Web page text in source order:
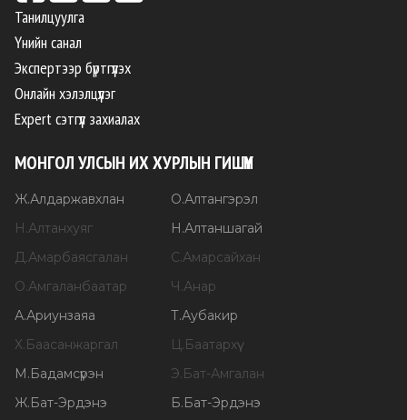
Танилцуулга
Үнийн санал
Экспертээр бүртгүүлэх
Онлайн хэлэлцүүлэг
Expert сэтгүүл захиалах
МОНГОЛ УЛСЫН ИХ ХУРЛЫН ГИШҮҮН
Ж.Алдаржавхлан О.Алтангэрэл
Н.Алтанхуяг Н.Алтаншагай
Д.Амарбаясгалан С.Амарсайхан
О.Амгаланбаатар Ч.Анар
А.Ариунзаяа Т.Аубакир
Х.Баасанжаргал Ц.Баатархүү
М.Бадамсүрэн Э.Бат-Амгалан
Ж.Бат-Эрдэнэ Б.Бат-Эрдэнэ